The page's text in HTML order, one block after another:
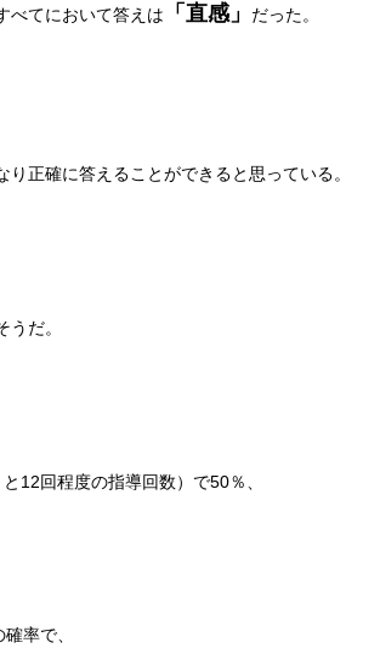
べてにおいて答えは 「直感」 だった。
正確に答えることができると思っている。
だ。
12回程度の指導回数）で50％、
率で、